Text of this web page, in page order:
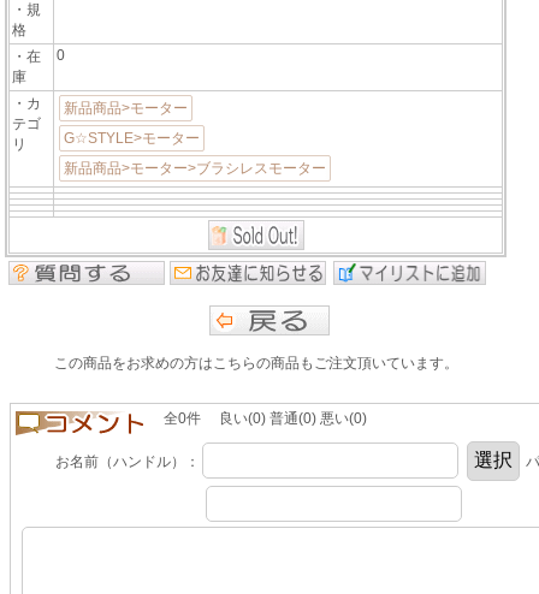
・規
格
・在
庫
0
・カ
テゴ
リ
新品商品>モーター
G☆STYLE>モーター
新品商品>モーター>ブラシレスモーター
この商品をお求めの方はこちらの商品もご注文頂いています。
全0件 良い(0) 普通(0) 悪い(0)
お名前（ハンドル）：